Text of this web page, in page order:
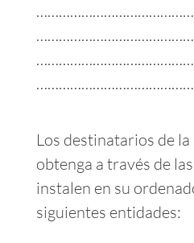
Los destinatarios de
obtenga a través de
instalen en su
siguientes entidades: